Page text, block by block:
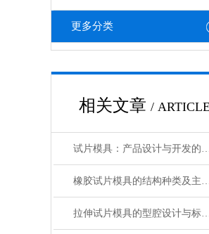
更多分类
相关文章 / ARTICLE
试片模具：产品设计与开
橡胶试片模具的结构种
拉伸试片模具的型腔设计与标准试